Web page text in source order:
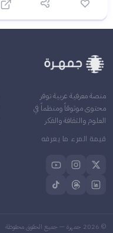
منصة معرفية عربية توفر
محتوى موثوقاً ومنظماً في
العلوم والثقافة والفكر
قيمة المرء ما يعرفه
©
2026 جمهرة — جميع الحقوق محفوظة